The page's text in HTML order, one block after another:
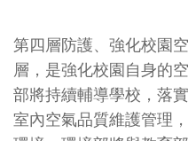
第四層防護、強化校園
層，是強化校園自身的
部將持續輔導學校，落
室內空氣品質維護管理